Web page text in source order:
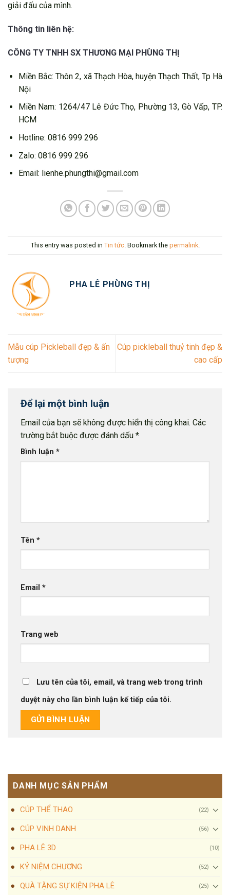
giải đấu của mình.
Thông tin liên hệ:
CÔNG TY TNHH SX THƯƠNG MẠI PHÙNG THỊ
Miền Bắc: Thôn 2, xã Thạch Hòa, huyện Thạch Thất, Tp Hà
Nội
Miền Nam: 1264/47 Lê Đức Thọ, Phường 13, Gò Vấp, TP.
HCM
Hotline: 0816 999 296
Zalo: 0816 999 296
Email: lienhe.phungthi@gmail.com
This entry was posted in Tin tức. Bookmark the permalink.
PHA LÊ PHÙNG THỊ
Mẫu cúp Pickleball đẹp & ấn
tượng
Cúp pickleball thuỷ tinh đẹp &
cao cấp
Để lại một bình luận
Email của bạn sẽ không được hiển thị công khai. Các
trường bắt buộc được đánh dấu *
Bình luận *
Tên *
Email *
Trang web
Lưu tên của tôi, email, và trang web trong trình
duyệt này cho lần bình luận kế tiếp của tôi.
DANH MỤC SẢN PHẨM
CÚP THỂ THAO (22)
CÚP VINH DANH (56)
PHA LÊ 3D (10)
KỶ NIỆM CHƯƠNG (52)
QUÀ TẶNG SỰ KIỆN PHA LÊ (25)